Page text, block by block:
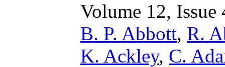
Volume 12,
B. P. Abbott, R.
K. Ackley, C.